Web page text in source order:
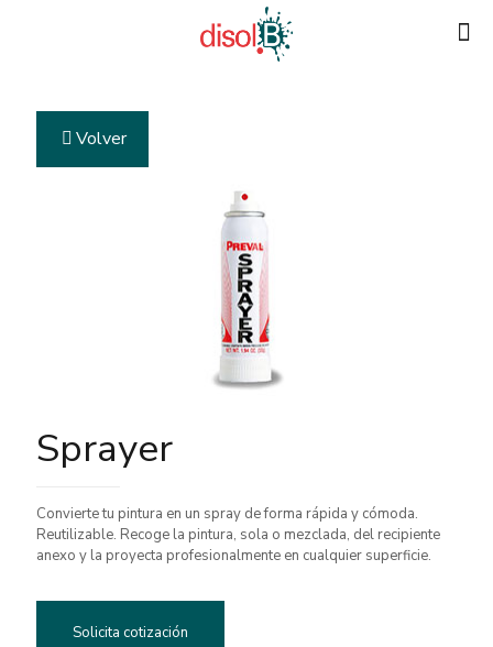
Volver
Sprayer
Convierte tu pintura en un spray de forma rápida y cómoda.
Reutilizable. Recoge la pintura, sola o mezclada, del recipiente
anexo y la proyecta profesionalmente en cualquier superficie.
Solicita cotización